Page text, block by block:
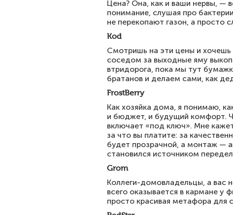
Цена? Она, как и ваши нервы, —
понимание, слушая про
не перекопают газон, а просто
Kod
Смотришь на эти цены и
соседом за выходные яму
втридорога, пока мы тут
братанов и делаем сами, как
FrostBerry
Как хозяйка дома, я понимаю,
и бюджет, и будущий комфорт.
включает «под ключ». Мне
за что вы платите: за
будет прозрачной, а монтаж —
становился источником
Grom
Коллеги-домовладельцы, а вас
всего оказывается в кармане у
просто красивая метафора для